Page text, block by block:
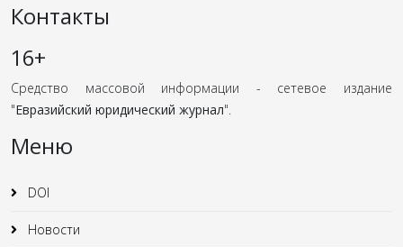
Контакты
16+
Средство массовой информации - сетевое издание
"Евразийский юридический журнал".
Меню
DOI
Новости